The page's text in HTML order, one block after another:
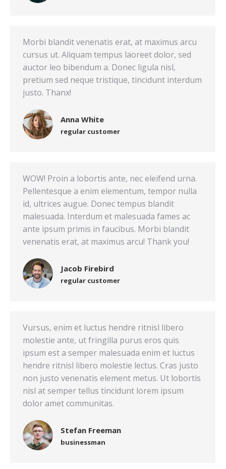
Morbi blandit venenatis erat, at maximus arcu
cursus ut. Aliquam tempus laoreet dolor, sed
auctor leo bibendum a. Donec ligula nisl,
pretium sed neque tristique, tincidunt interdum
justo. Thanx!
Anna White
regular customer
WOW! Proin a lobortis ante, nec eleifend urna.
Pellentesque a enim elementum, tempor nulla
id, ultrices augue. Donec tempus blandit
malesuada. Interdum et malesuada fames ac
ante ipsum primis in faucibus. Morbi blandit
venenatis erat, at maximus arcu! Thank you!
Jacob Firebird
regular customer
Vursus, enim et luctus hendre ritnisl libero
molestie ante, ut fringilla purus eros quis
ipsum est a semper malesuada enim et luctus
hendre ritnisl libero molestie lectus. Cras justo
non justo venenatis element metus. Ut lobortis
nisl at semper tellus tincidunt lorem ipsum
dolor amet communitas.
Stefan Freeman
businessman